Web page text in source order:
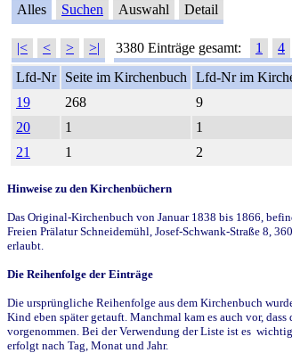
Alles Suchen Auswahl Detail
|< < > >| 3380 Einträge gesamt: 1 4
Lfd-Nr
Seite im Kirchenbuch Lfd-Nr im
19
268 9
20
1 1
21
1 2
Hinweise zu den Kirchenbüchern
Das Original-Kirchenbuch von Januar 1838 bis 1866,
Freien Prälatur Schneidemühl, Josef-Schwank-Straße 8,
erlaubt.
Die Reihenfolge der Einträge
Die ursprüngliche Reihenfolge aus dem Kirchenbuch
Kind eben später getauft. Manchmal kam es auch vor,
vorgenommen. Bei der Verwendung der Liste ist es
erfolgt nach Tag, Monat und Jahr.